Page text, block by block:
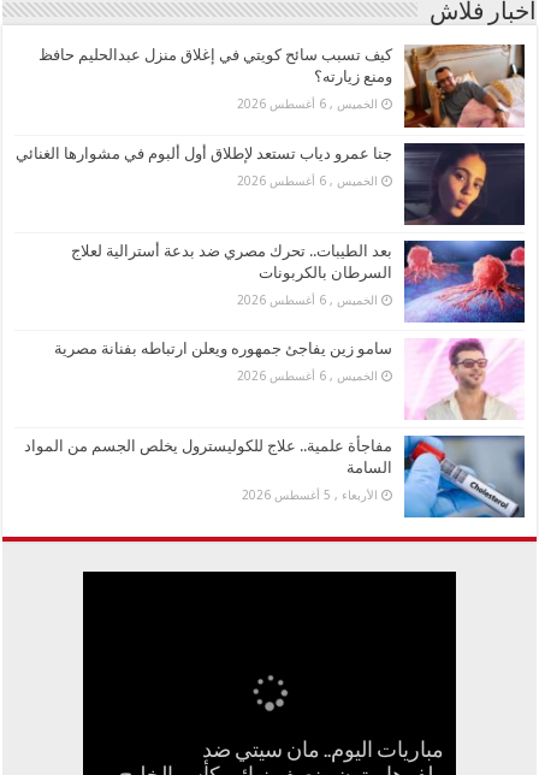
اخبار فلاش
كيف تسبب سائح كويتي في إغلاق منزل عبدالحليم حافظ
ومنع زيارته؟
الخميس , 6 أغسطس 2026
جنا عمرو دياب تستعد لإطلاق أول ألبوم في مشوارها الغنائي
الخميس , 6 أغسطس 2026
بعد الطيبات.. تحرك مصري ضد بدعة أسترالية لعلاج
السرطان بالكربونات
الخميس , 6 أغسطس 2026
سامو زين يفاجئ جمهوره ويعلن ارتباطه بفنانة مصرية
الخميس , 6 أغسطس 2026
مفاجأة علمية.. علاج للكوليسترول يخلص الجسم من المواد
السامة
الأربعاء , 5 أغسطس 2026
مباريات اليوم.. مان سيتي ضد